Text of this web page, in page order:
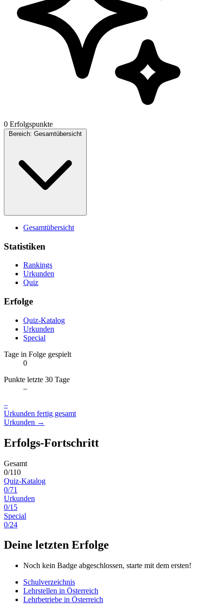
0 Erfolgspunkte
Bereich: Gesamtübersicht
Gesamtübersicht
Statistiken
Rankings
Urkunden
Quiz
Erfolge
Quiz-Katalog
Urkunden
Special
Tage in Folge gespielt
0
Punkte letzte 30 Tage
–
–
Urkunden fertig gesamt
Urkunden →
Erfolgs-Fortschritt
Gesamt
0/110
Quiz-Katalog
0/71
Urkunden
0/15
Special
0/24
Deine letzten Erfolge
Noch kein Badge abgeschlossen, starte mit dem ersten!
Schulverzeichnis
Lehrstellen in Österreich
Lehrbetriebe in Österreich